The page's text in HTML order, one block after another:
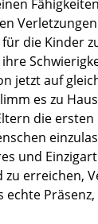
die Kinder
jetzt auf
es zu
die
und
erreichen,